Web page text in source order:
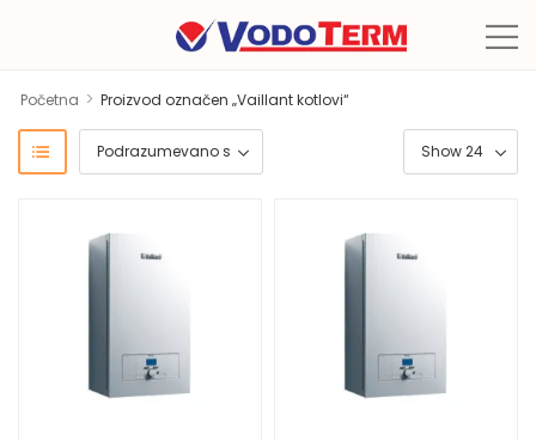
Početna > Proizvod označen „Vaillant kotlovi“